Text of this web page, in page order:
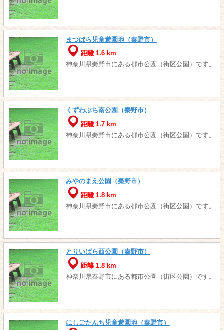
まつばら児童遊園地（秦野市）
距離 1.6 km
神奈川県秦野市にある都市公園（街区公園）です。
くずわぶち南公園（秦野市）
距離 1.7 km
神奈川県秦野市にある都市公園（街区公園）です。
みやのまえ公園（秦野市）
距離 1.8 km
神奈川県秦野市にある都市公園（街区公園）です。
とりいばら西公園（秦野市）
距離 1.8 km
神奈川県秦野市にある都市公園（街区公園）です。
にしごたんち児童遊園地（秦野市）